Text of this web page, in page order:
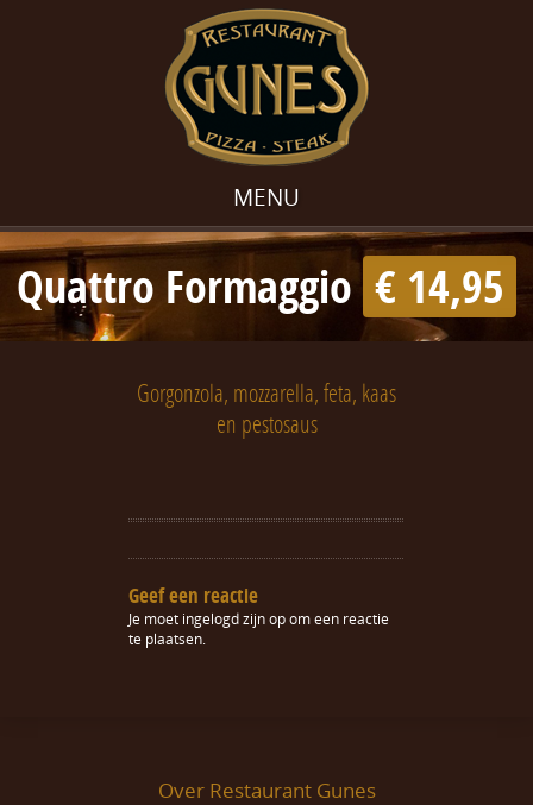
MENU
Quattro Formaggio € 14,95
Gorgonzola, mozzarella, feta, kaas
en pestosaus
Geef een reactie
Je moet ingelogd zijn opom een reactie
te plaatsen.
Over Restaurant Gunes